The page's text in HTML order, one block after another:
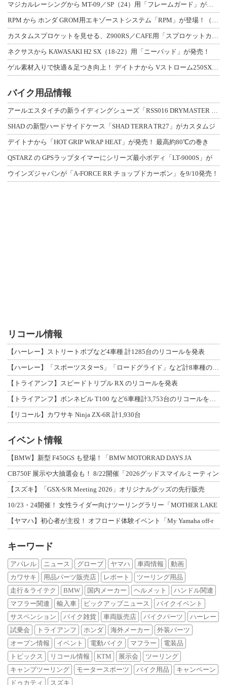
マジカルレーシングから MT-09／SP（24）用「フレームガード」が登場！
RPM から ホンダ GROM用エキゾーストシステム「RPM」が登場！（動画あり
カスタムスプロケットを見せる、Z900RS／CAFE用「スプロケットカバーフルキ
ネクサスから KAWASAKI H2 SX（18-22）用「ニーパッド」が発売！
ゲル素材入りで快適＆足つき向上！ デイトナから Vストローム250SX用「快適ロ
バイク用品情報
アールエスタイチの新ライディングシューズ「RSS016 DRYMASTER スト
SHAD の新型ハードサイドケース「SHAD TERRA TR27」がカスタムジ
デイトナから「HOT GRIP WRAP HEAT」が発売！ 最高約80℃の巻き
QSTARZ の GPSラップタイマーにシリーズ最小ボディ「LT-9000S」が
ウインズジャパンが「A-FORCE RR チョップドカーボン」を9/10発売！
リコール情報
【ハーレー】ストリートボブなど4車種 計1285台のリコールを発表
【ハーレー】「スポーツスターS」「ロードグライド」など計8車種のリコールを発表
【トライアンフ】スピードトリプル RX のリコールを発表
【トライアンフ】ボンネビル T100 など6車種計3,753台のリコールを発表
【リコール】カワサキ Ninja ZX-6R 計1,930台
イベント情報
【BMW】新型 F450GS も登場！「BMW MOTORRAD DAYS JA
CB750F 展示や大抽選会も！ 8/22開催「2026グッドスマイルミーティン
【スズキ】「GSX-S/R Meeting 2026」オリジナルグッズの先行販売
10/23・24開催！ 女性ライダー向けツーリングラリー「MOTHER LAKE
【ヤマハ】初心者が主役！ オフロード体験イベント「My Yamaha off-r
キーワード
アパレル ニュース グローブ ヤマハ 車両情報
動画
カワサキ
用品パーツ販売店 レポート
ツーリング用品
走行＆ライテク
BMW 国内メーカー ヘルメット
ハンドル関連
マフラー関連
輸入車 ピックアップニュース
バイクイベント
サスペンション
バイク雑貨 車両販売店 バイクパーツ
ハーレー
試乗会
トライアンフ ホンダ 海外メーカー
外装パーツ
オープン情報
イベント 電動バイク マフラー
電装品
トピックス
リコール情報 KTM 展示会
ツーリング
キャンプツーリング
モータースポーツ バイク用品
キャンペーン
ドゥカティ
スズキ